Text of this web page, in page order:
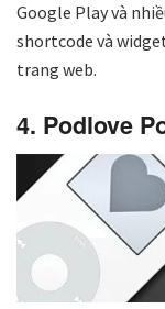
Google Play và
shortcode và
trang web.
4. Podlove